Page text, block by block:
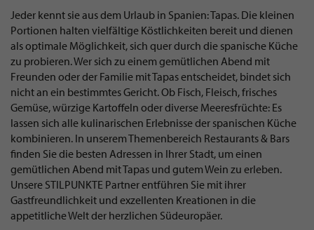
Jeder kennt sie aus dem Urlaub in Spanien: Tapas. Die kleinen
Portionen halten vielfältige Köstlichkeiten bereit und dienen
als optimale Möglichkeit, sich quer durch die spanische Küche
zu probieren. Wer sich zu einem gemütlichen Abend mit
Freunden oder der Familie mit Tapas entscheidet, bindet sich
nicht an ein bestimmtes Gericht. Ob Fisch, Fleisch, frisches
Gemüse, würzige Kartoffeln oder diverse Meeresfrüchte: Es
lassen sich alle kulinarischen Erlebnisse der spanischen Küche
kombinieren. In unserem Themenbereich Restaurants & Bars
finden Sie die besten Adressen in Ihrer Stadt, um einen
gemütlichen Abend mit Tapas und gutem Wein zu erleben.
Unsere STILPUNKTE Partner entführen Sie mit ihrer
Gastfreundlichkeit und exzellenten Kreationen in die
appetitliche Welt der herzlichen Südeuropäer.